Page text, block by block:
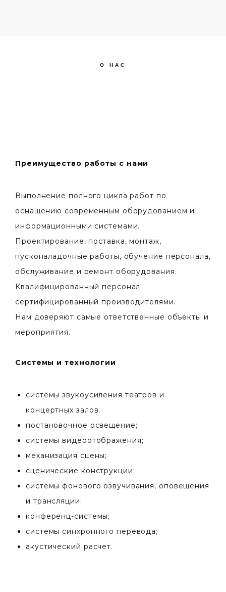
О НАС
Преимущество работы с нами
Выполнение полного цикла работ по
оснащению современным оборудованием и
информационными системами.
Проектирование, поставка, монтаж,
пусконаладочные работы, обучение персонала,
обслуживание и ремонт оборудования.
Квалифицированный персонал
сертифицированный производителями.
Нам доверяют самые ответственные объекты и
мероприятия.
Системы и технологии
системы звукоусиления театров и
концертных залов;
постановочное освещение;
системы видеоотображения;
механизация сцены;
сценические конструкции;
системы фонового озвучивания, оповещения
и трансляции;
конференц-системы;
системы синхронного перевода;
акустический расчет.